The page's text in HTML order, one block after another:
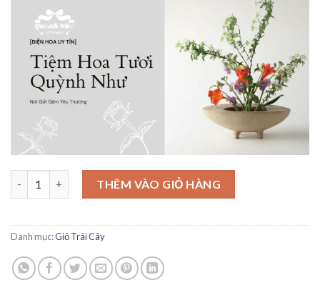
1,150,000₫.
Giỏ Trái Cây Nhập Khẩu - TC08 số lượng
THÊM VÀO GIỎ HÀNG
Danh mục:Giỏ Trái Cây